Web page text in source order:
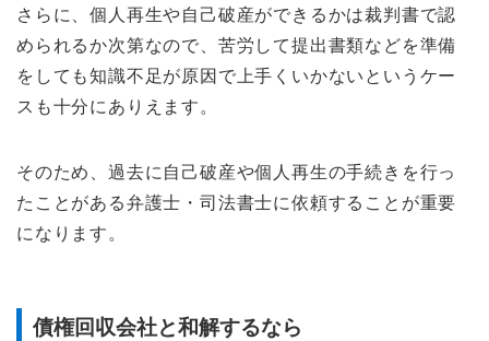
さらに、個人再生や自己破産ができるかは裁判書で認
められるか次第なので、苦労して提出書類などを準備
をしても知識不足が原因で上手くいかないというケー
スも十分にありえます。
そのため、過去に自己破産や個人再生の手続きを行っ
たことがある弁護士・司法書士に依頼することが重要
になります。
債権回収会社と和解するなら